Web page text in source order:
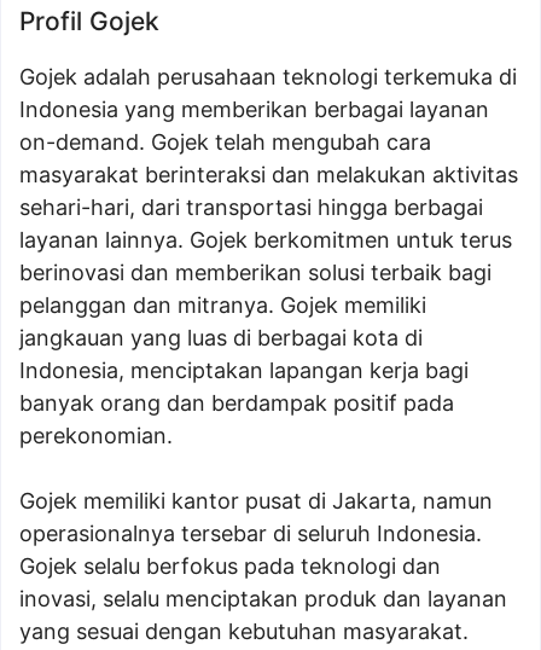
Profil Gojek
Gojek adalah perusahaan teknologi terkemuka di
Indonesia yang memberikan berbagai layanan
on-demand. Gojek telah mengubah cara
masyarakat berinteraksi dan melakukan aktivitas
sehari-hari, dari transportasi hingga berbagai
layanan lainnya. Gojek berkomitmen untuk terus
berinovasi dan memberikan solusi terbaik bagi
pelanggan dan mitranya. Gojek memiliki
jangkauan yang luas di berbagai kota di
Indonesia, menciptakan lapangan kerja bagi
banyak orang dan berdampak positif pada
perekonomian.
Gojek memiliki kantor pusat di Jakarta, namun
operasionalnya tersebar di seluruh Indonesia.
Gojek selalu berfokus pada teknologi dan
inovasi, selalu menciptakan produk dan layanan
yang sesuai dengan kebutuhan masyarakat.